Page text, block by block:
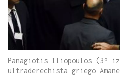
Panagiotis Iliopoulos (3º
ultraderechista griego